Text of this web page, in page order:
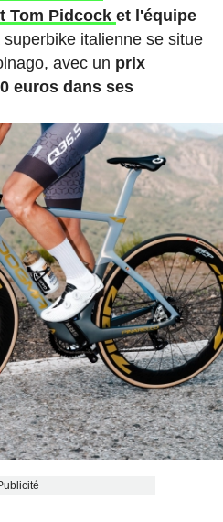
Tom Pidcock et l'équipe
superbike italienne se situe
avec un prix
euros dans ses